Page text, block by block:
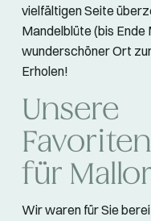
vielfältigen Seite
Mandelblüte (bis
wunderschöner Ort
Erholen!
Unsere
für
Wir waren für Sie